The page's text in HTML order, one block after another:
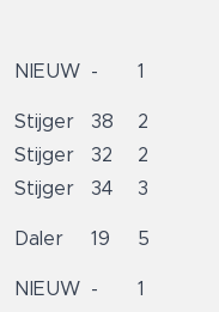
NIEUW - 1
Stijger 38
2
Stijger 32
2
Stijger 34 3
Daler 19 5
NIEUW - 1